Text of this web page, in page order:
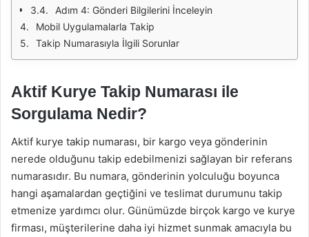
Adım 4: Gönderi Bilgilerini İnceleyin
Mobil Uygulamalarla Takip
Takip Numarasıyla İlgili Sorunlar
Aktif Kurye Takip Numarası ile
Sorgulama Nedir?
Aktif kurye takip numarası, bir kargo veya gönderinin
nerede olduğunu takip edebilmenizi sağlayan bir referans
numarasıdır. Bu numara, gönderinin yolculuğu boyunca
hangi aşamalardan geçtiğini ve teslimat durumunu takip
etmenize yardımcı olur. Günümüzde birçok kargo ve kurye
firması, müşterilerine daha iyi hizmet sunmak amacıyla bu